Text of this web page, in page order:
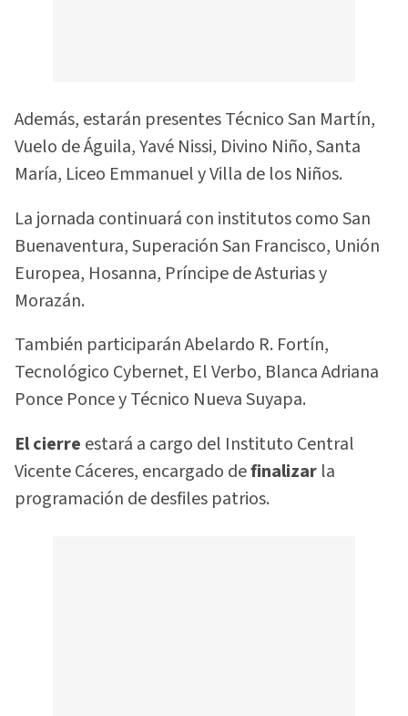
Además, estarán presentes Técnico San Martín,
Vuelo de Águila, Yavé Nissi, Divino Niño, Santa
María, Liceo Emmanuel y Villa de los Niños.
La jornada continuará con institutos como San
Buenaventura, Superación San Francisco, Unión
Europea, Hosanna, Príncipe de Asturias y
Morazán.
También participarán Abelardo R. Fortín,
Tecnológico Cybernet, El Verbo, Blanca Adriana
Ponce Ponce y Técnico Nueva Suyapa.
El cierre estará a cargo del Instituto Central
Vicente Cáceres, encargado definalizar la
programación de desfiles patrios.